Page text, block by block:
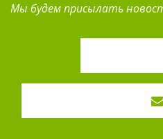
Мы будем присылать